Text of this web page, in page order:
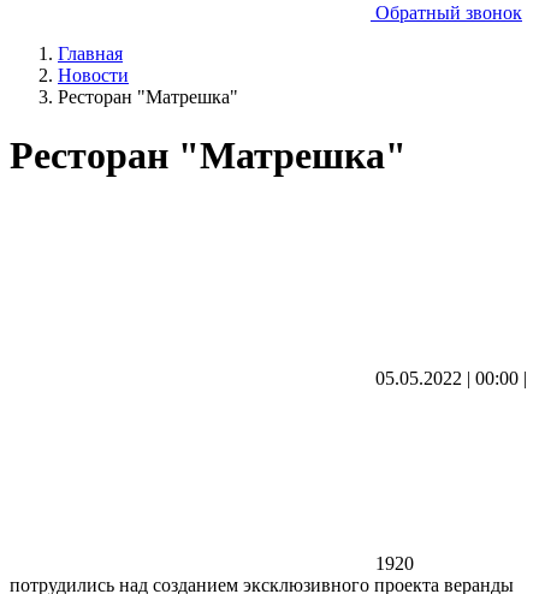
Обратный звонок
Главная
Новости
Ресторан "Матрешка"
Ресторан "Матрешка"
05.05.2022 | 00:00 |
1920
потрудились над созданием эксклюзивного проекта веранды